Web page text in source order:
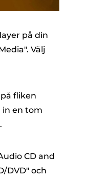
på din
Välj
fliken
in en tom
CD and
DVD" och